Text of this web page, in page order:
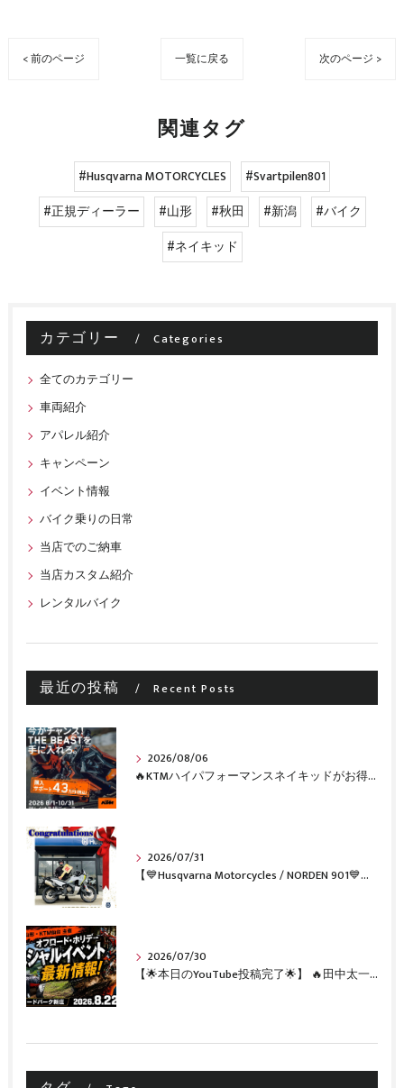
< 前のページ 一覧に戻る 次のページ >
関連タグ
#Husqvarna MOTORCYCLES
#Svartpilen801
#正規ディーラー
#山形 #秋田 #新潟
#バイク
#ネイキッド
カテゴリー Categories
全てのカテゴリー
車両紹介
アパレル紹介
キャンペーン
イベント情報
バイク乗りの日常
当店でのご納車
当店カスタム紹介
レンタルバイク
最近の投稿 Recent Posts
2026/08/06
🔥KTMハイパフォーマンスネイキッドがお得に手に入るチャンス🔥
2026/07/31
【💙Husqvarna Motorcycles / NORDEN 901💙】 ご納車おめでとうございます🎉✨
2026/07/30
【🌟本日のYouTube投稿完了🌟】 🔥田中太一さんをスペシャルゲストに🔥 8月22日(土)オフロード・ホリデー最新情報！！